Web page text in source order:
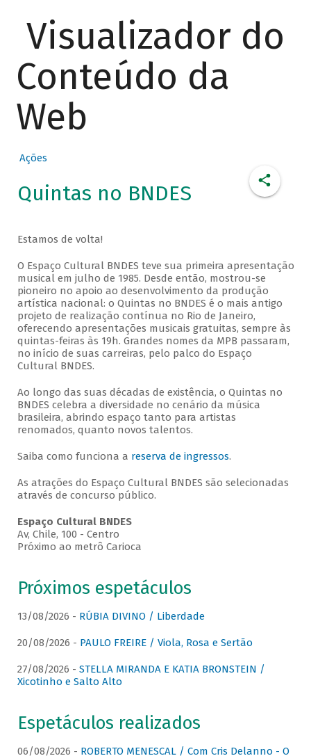
Visualizador do
Conteúdo da
Web
Ações
Quintas no BNDES
Estamos de volta!
O Espaço Cultural BNDES teve sua primeira apresentação
musical em julho de 1985. Desde então, mostrou-se
pioneiro no apoio ao desenvolvimento da produção
artística nacional: o Quintas no BNDES é o mais antigo
projeto de realização contínua no Rio de Janeiro,
oferecendo apresentações musicais gratuitas, sempre às
quintas-feiras às 19h. Grandes nomes da MPB passaram,
no início de suas carreiras, pelo palco do Espaço
Cultural BNDES.
Ao longo das suas décadas de existência, o Quintas no
BNDES celebra a diversidade no cenário da música
brasileira, abrindo espaço tanto para artistas
renomados, quanto novos talentos.
Saiba como funciona a reserva de ingressos.
As atrações do Espaço Cultural BNDES são selecionadas
através de concurso público.
Espaço Cultural BNDES
Av, Chile, 100 - Centro
Próximo ao metrô Carioca
Próximos espetáculos
13/08/2026 - RÚBIA DIVINO / Liberdade
20/08/2026 - PAULO FREIRE / Viola, Rosa e Sertão
27/08/2026 - STELLA MIRANDA E KATIA BRONSTEIN /
Xicotinho e Salto Alto
Espetáculos realizados
06/08/2026 - ROBERTO MENESCAL / Com Cris Delanno - O